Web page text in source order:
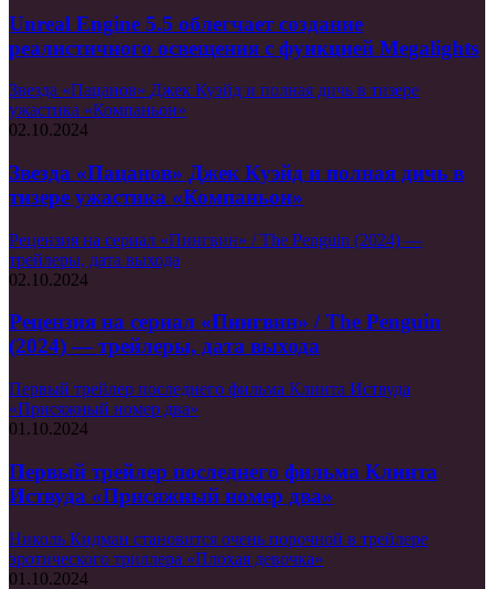
Unreal Engine 5.5 облегчает создание
реалистичного освещения с функцией Megalights
Звезда «Пацанов» Джек Куэйд и полная дичь в тизере
ужастика «Компаньон»
02.10.2024
Звезда «Пацанов» Джек Куэйд и полная дичь в
тизере ужастика «Компаньон»
Рецензия на сериал «Пингвин» / The Penguin (2024) —
трейлеры, дата выхода
02.10.2024
Рецензия на сериал «Пингвин» / The Penguin
(2024) — трейлеры, дата выхода
Первый трейлер последнего фильма Клинта Иствуда
«Присяжный номер два»
01.10.2024
Первый трейлер последнего фильма Клинта
Иствуда «Присяжный номер два»
Николь Кидман становится очень порочной в трейлере
эротического триллера «Плохая девочка»
01.10.2024